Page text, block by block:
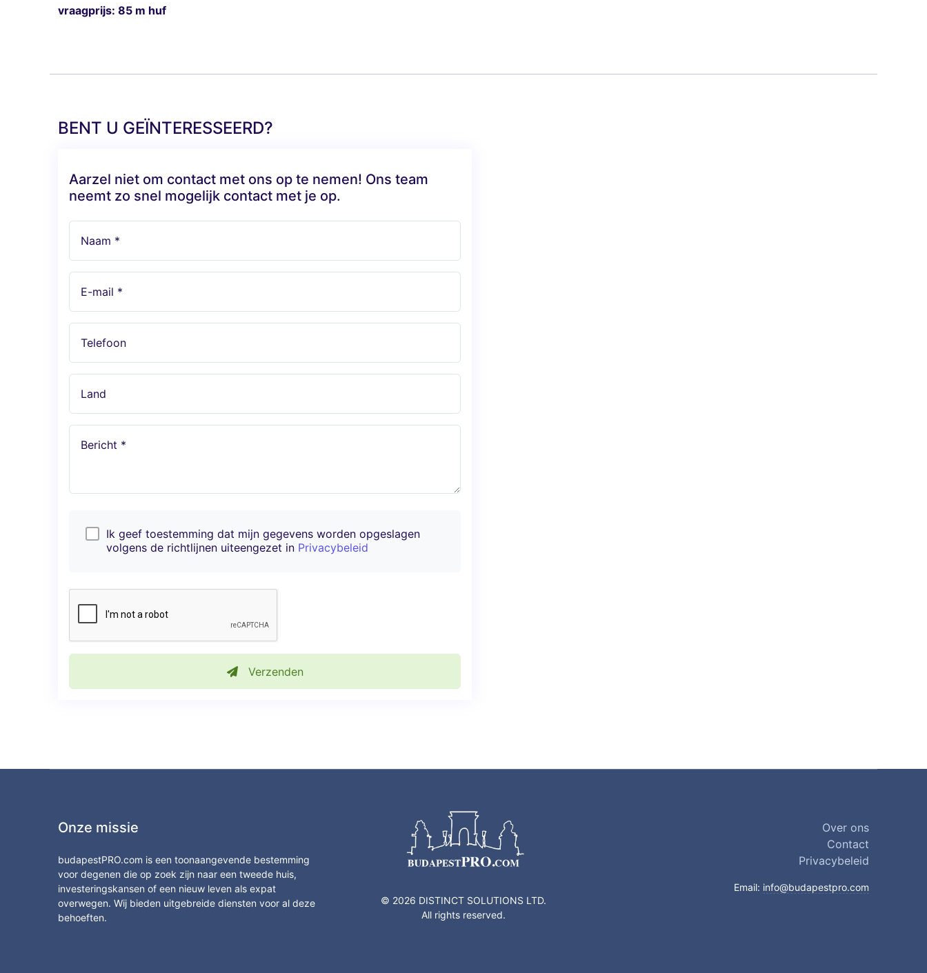
vraagprijs: 85 m huf
BENT U GEÏNTERESSEERD?
Aarzel niet om contact met ons op te nemen! Ons team
neemt zo snel mogelijk contact met je op.
Naam *
E-mail *
Telefoon
Land
Bericht *
Ik geef toestemming dat mijn gegevens worden opgeslagen
volgens de richtlijnen uiteengezet in Privacybeleid
Verzenden
Onze missie
budapestPRO.com is een toonaangevende bestemming
voor degenen die op zoek zijn naar een tweede huis,
investeringskansen of een nieuw leven als expat
overwegen. Wij bieden uitgebreide diensten voor al deze
behoeften.
© 2026 DISTINCT SOLUTIONS LTD.
All rights reserved.
Over ons
Contact
Privacybeleid
Email: info@budapestpro.com